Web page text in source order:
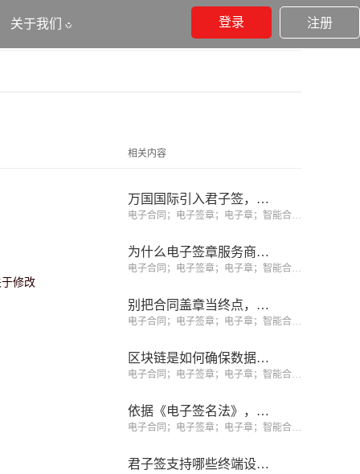
关于我们 登录 注册
修改
相关内容
万国国际引入君子签，区块链电子合同助力上万劳务者实现境外就业
电子合同；电子签章；电子章；智能合同；合同管理
为什么电子签章服务商比CA机构更值得选择？你选对了吗？
电子合同；电子签章；电子章；智能合同；合同管理
别把合同盖章当终点，合同履约阶段才创造价值的开始
电子合同；电子签章；电子章；智能合同；合同管理
区块链是如何确保数据不可篡改的？
电子合同；电子签章；电子章；智能合同；合同管理
依据《电子签名法》，如何识别可靠电子签名、规避签约风险？
电子合同；电子签章；电子章；智能合同；合同管理
君子签支持哪些终端设备签署？